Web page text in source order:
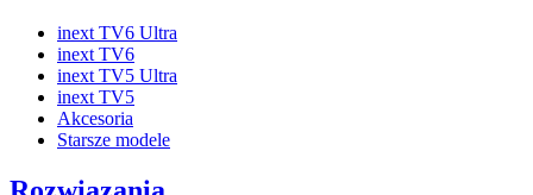
inext TV6 Ultra
inext TV6
inext TV5 Ultra
inext TV5
Akcesoria
Starsze modele